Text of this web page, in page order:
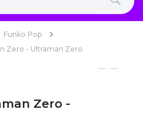
Funko Pop
Zero - Ultraman Zero
Zero -